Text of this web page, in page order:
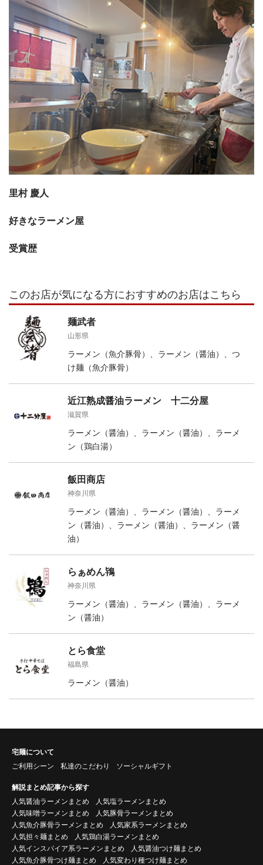
里村 慶人
好きなラーメン屋
受賞歴
このお店が気になる方におすすめのお店はこちら
麺武者
山形県
ラーメン（魚介豚骨）、ラーメン（醤油）、つ
け麺（魚介豚骨）
近江熟成醤油ラーメン 十二分屋
滋賀県
ラーメン（醤油）、ラーメン（醤油）、ラーメ
ン（鶏白湯）
飯田商店
神奈川県
ラーメン（醤油）、ラーメン（醤油）、ラーメ
ン（醤油）、ラーメン（醤油）、ラーメン（醤
油）
らぁめん鴇
神奈川県
ラーメン（醤油）、ラーメン（醤油）、ラーメ
ン（醤油）
とら食堂
福島県
ラーメン（醤油）
宅麺について
ご利用シーン
私達のこだわり ソーシャルギフト
解説まとめ記事から探す
人気醤油ラーメンまとめ
人気塩ラーメンまとめ
人気味噌ラーメンまとめ
人気豚骨ラーメンまとめ
人気魚介豚骨ラーメンまとめ
人気家系ラーメンまとめ
人気担々麺まとめ
人気鶏白湯ラーメンまとめ
人気インスパイア系ラーメンまとめ
人気醤油つけ麺まとめ
人気魚介豚骨つけ麺まとめ
人気変わり種つけ麺まとめ